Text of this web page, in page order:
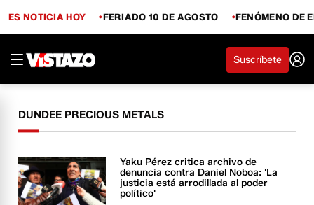
ES NOTICIA HOY FERIADO 10 DE AGOSTO FENÓMENO DE
Suscríbete
DUNDEE PRECIOUS METALS
Yaku Pérez critica archivo de
denuncia contra Daniel Noboa: 'La
justicia está arrodillada al poder
político'